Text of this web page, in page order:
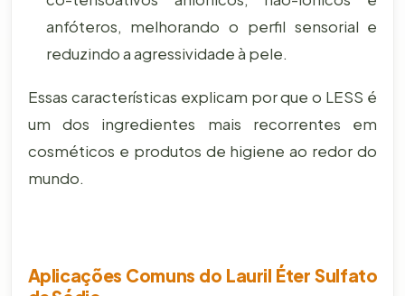
anfóteros, melhorando o perfil sensorial e
reduzindo a agressividade à pele.
Essas características explicam por que o LESS é
um dos ingredientes mais recorrentes em
cosméticos e produtos de higiene ao redor do
mundo.
Aplicações Comuns do Lauril Éter Sulfato